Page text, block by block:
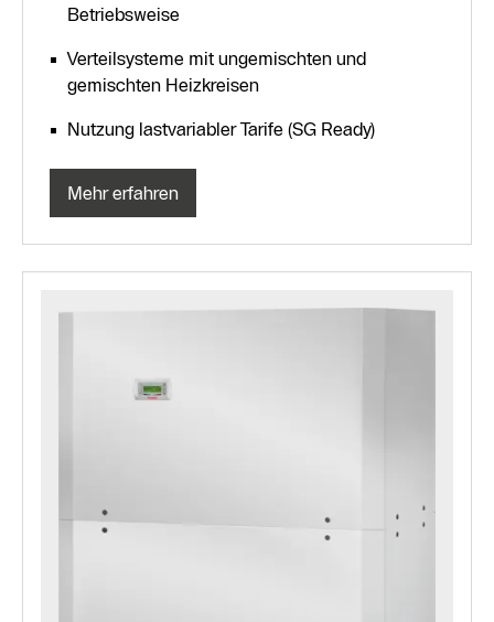
Betriebsweise
Verteilsysteme mit ungemischten und
gemischten Heizkreisen
Nutzung lastvariabler Tarife (SG Ready)
Mehr erfahren